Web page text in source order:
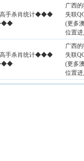
手杀肖统计◆◆◆
广西
失联
(更多
位置
手杀肖统计◆◆◆
广西
失联
(更多
位置